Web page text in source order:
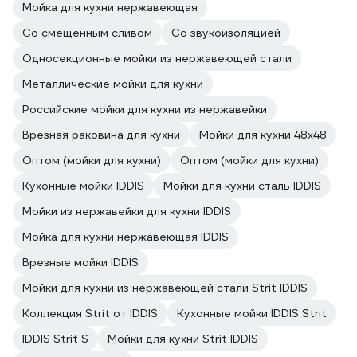
Мойка для кухни нержавеющая
Со смещенным сливом
Со звукоизоляцией
Односекционные мойки из нержавеющей стали
Металлические мойки для кухни
Российские мойки для кухни из нержавейки
Врезная раковина для кухни
Мойки для кухни 48х48
Оптом (мойки для кухни)
Оптом (мойки для кухни)
Кухонные мойки IDDIS
Мойки для кухни сталь IDDIS
Мойки из нержавейки для кухни IDDIS
Мойка для кухни нержавеющая IDDIS
Врезные мойки IDDIS
Мойки для кухни из нержавеющей стали Strit IDDIS
Коллекция Strit от IDDIS
Кухонные мойки IDDIS Strit
IDDIS Strit S
Мойки для кухни Strit IDDIS